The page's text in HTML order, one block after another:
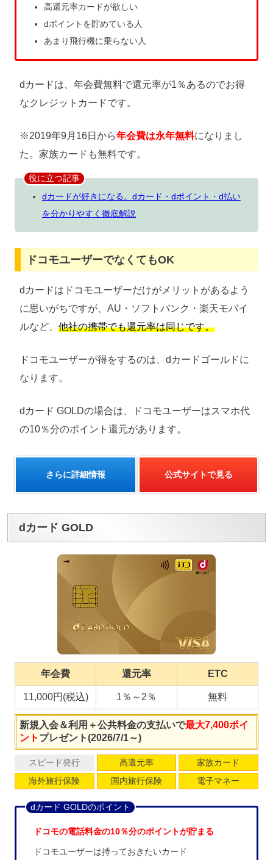
高還元率カードが欲しい
dポイントを貯めている人
あまり飛行機に乗らない人
dカードは、年会費無料で還元率が1％あるのでお得
なクレジットカードです。
※2019年9月16日から年会費は永年無料になりまし
た。家族カードも無料です。
役に立つ記事
dカードが好きになる。dカード・dポイント・d払い
を分かりやすく徹底解説
ドコモユーザーでなくてもOK
dカードはドコモユーザーだけがメリットがあるよう
に思いがちですが、AU・ソフトバンク・楽天モバイ
ルなど、 他社の携帯でも還元率は同じです。
ドコモユーザーが得をするのは、dカードゴールドに
なります。
dカード GOLDの場合は、ドコモユーザーはスマホ代
の10％分のポイント還元があります。
さらに詳細情報 公式サイトで見る
dカード GOLD
年会費 還元率 ETC
11,000円(税込) 1％～2％ 無料
新規入会＆利用＋公共料金の支払いで最大7,400ポイ
ント プレゼント(2026/7/1～)
スピード発行 高還元率
家族カード
海外旅行保険
国内旅行保険 電子マネー
dカード GOLDのポイント
ドコモの電話料金の10％分のポイントが貯まる
ドコモユーザーは持っておきたいカード